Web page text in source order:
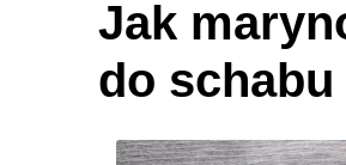
Jak
do